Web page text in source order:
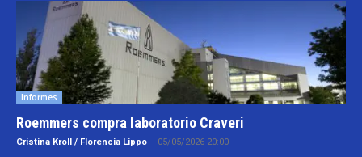
Informes
Roemmers compra laboratorio Craveri
Cristina Kroll / Florencia Lippo - 05/05/2026 20:00